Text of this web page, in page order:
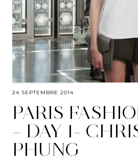
24 SEPTEMBRE 2014
PARIS
– DAY 1-
PHUNG